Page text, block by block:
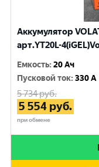
Аккумулятор
арт.YT20L-
Емкость:20 Ач
Пусковой ток:330 A
5 734руб.
5 554 руб.
при обмене